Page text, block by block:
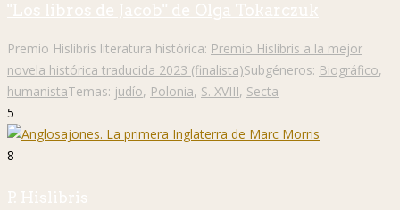
"Los libros de Jacob" de Olga Tokarczuk
Premio Hislibris literatura histórica: Premio Hislibris a la mejor
novela histórica traducida 2023 (finalista)Subgéneros: Biográfico,
humanistaTemas: judío, Polonia, S. XVIII, Secta
5
8
P. Hislibris